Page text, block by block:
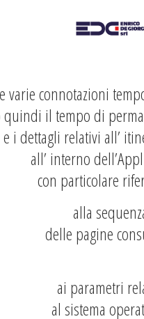
varie connotazioni
il tempo di
e i dettagli relativi all’
all’ interno
con particolare
alla
delle pagine
ai parametri
al sistema